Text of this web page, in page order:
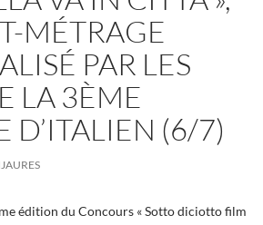
MÉTRAGE
PAR LES
LA 3ÈME
D’ITALIEN (6/7)
édition du Concours « Sotto diciotto film